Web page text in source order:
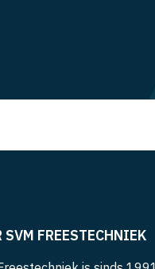
SVM FREESTECHNIEK